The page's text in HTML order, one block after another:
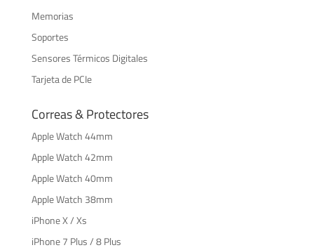
Memorias
Soportes
Sensores Térmicos Digitales
Tarjeta de PCIe
Correas & Protectores
Apple Watch 44mm
Apple Watch 42mm
Apple Watch 40mm
Apple Watch 38mm
iPhone X / Xs
iPhone 7 Plus / 8 Plus